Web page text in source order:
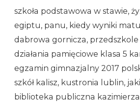
szkoła podstawowa w stawie,
egiptu, panu, kiedy wyniki
dabrowa gornicza, przedszkole
działania pamięciowe klasa 5
egzamin gimnazjalny 2017
szkół kalisz, kustronia lublin,
biblioteka publiczna